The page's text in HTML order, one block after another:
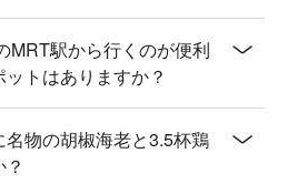
MRT駅から行くのが便利
トはありますか？
物の胡椒海老と3.5杯鶏